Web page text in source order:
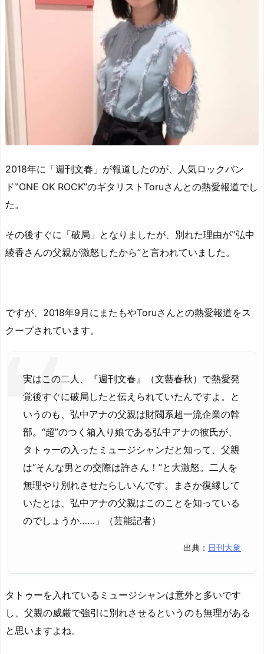
2018年に「週刊文春」が報道したのが、人気ロックバン
ド‟ONE OK ROCK”のギタリストToruさんとの熱愛報道でし
た。
その後すぐに「破局」となりましたが、別れた理由が‟弘中
綾香さんの父親が激怒したから”と言われていました。
ですが、2018年9月にまたもやToruさんとの熱愛報道をス
クープされています。
実はこの二人、『週刊文春』（文藝春秋）で熱愛発
覚後すぐに破局したと伝えられていたんですよ。と
いうのも、弘中アナの父親は財閥系超一流企業の幹
部。“超”のつく箱入り娘である弘中アナの彼氏が、
タトゥーの入ったミュージシャンだと知って、父親
は“そんな男との交際は許さん！”と大激怒。二人を
無理やり別れさせたらしいんです。まさか復縁して
いたとは、弘中アナの父親はこのことを知っている
のでしょうか……」（芸能記者）
出典： 日刊大衆
タトゥーを入れているミュージシャンは意外と多いです
し、父親の威厳で強引に別れさせるというのも無理がある
と思いますよね。